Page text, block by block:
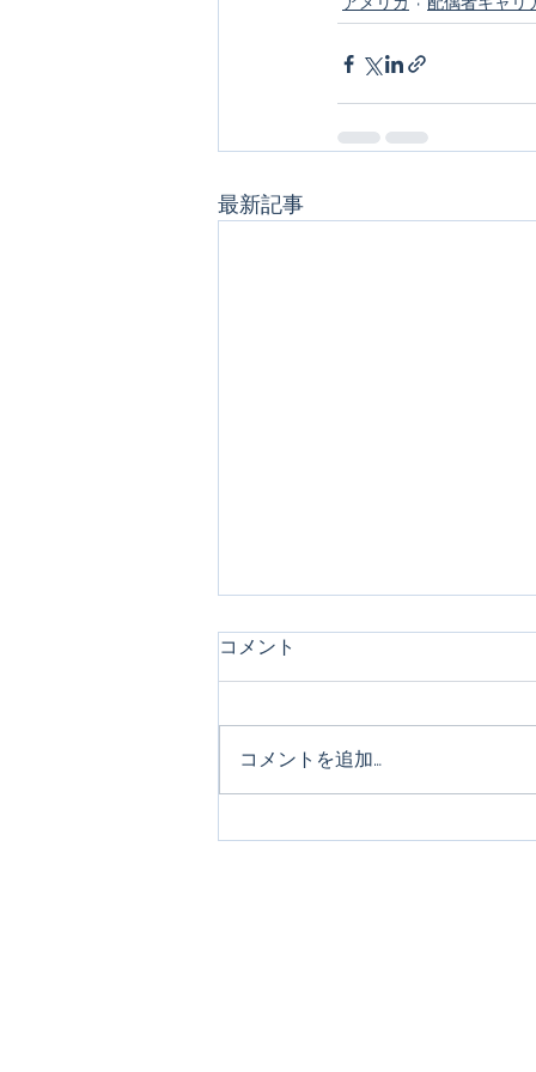
最新記事
Cheiron-GIFTS 2020 1位
コメント
コメントを追加…